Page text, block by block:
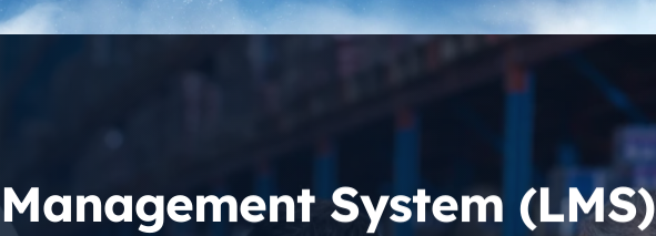
System (LMS)